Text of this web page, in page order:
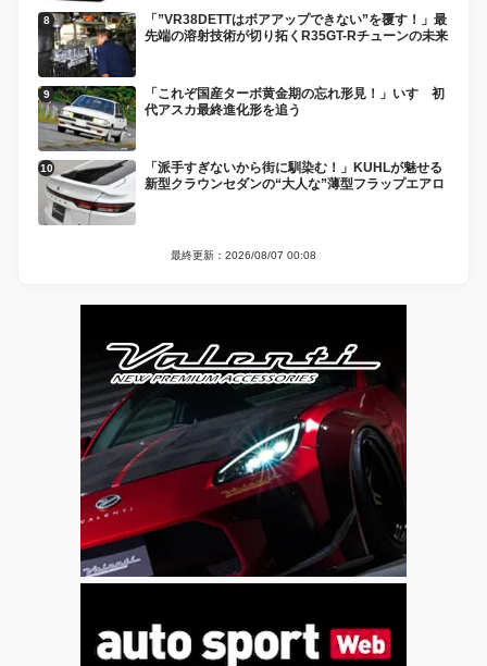
「”VR38DETTはボアアップできない”を覆す！」最
先端の溶射技術が切り拓くR35GT-Rチューンの未来
「これぞ国産ターボ黄金期の忘れ形見！」いすゞ初
代アスカ最終進化形を追う
「派手すぎないから街に馴染む！」KUHLが魅せる
新型クラウンセダンの“大人な”薄型フラップエアロ
最終更新：2026/08/07 00:08